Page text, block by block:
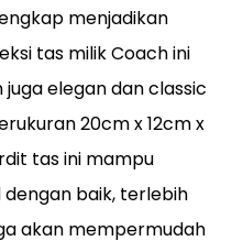
menjadikan
tas milik Coach ini
elegan dan classic
20cm x 12cm x
tas ini mampu
baik, terlebih
akan mempermudah